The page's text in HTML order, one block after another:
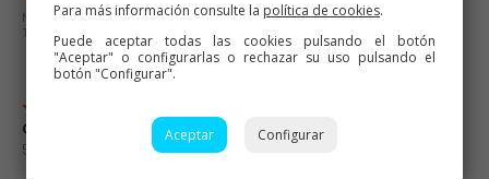
No se aceptarán mensajes ofensivos o de mal gusto.
Todos los mensajes serán revisados antes de su publicación.
comentarios
5,0 de un máximo de 5 estrellas
Para más información consulte la política de cookies.
Puede aceptar todas las cookies pulsando el botón
"Aceptar" o configurarlas o rechazar su uso pulsando el
botón "Configurar".
Aceptar Configurar